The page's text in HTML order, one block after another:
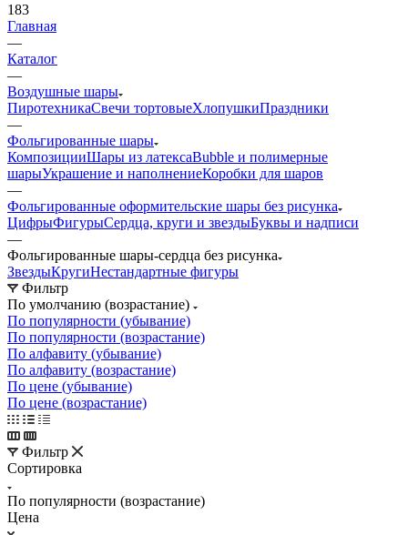
183
Главная
—
Каталог
—
Воздушные шары
ПиротехникаСвечи тортовыеХлопушкиПраздники
—
Фольгированные шары
КомпозицииШары из латексаBubble и полимерные
шарыУкрашение и наполнениеКоробки для шаров
—
Фольгированные оформительские шары без рисунка
ЦифрыФигурыСердца, круги и звездыБуквы и надписи
—
Фольгированные шары-сердца без рисунка
ЗвездыКругиНестандартные фигуры
Фильтр
По умолчанию (возрастание)
По популярности (убывание)
По популярности (возрастание)
По алфавиту (убывание)
По алфавиту (возрастание)
По цене (убывание)
По цене (возрастание)
Фильтр
Сортировка
По популярности (возрастание)
Цена